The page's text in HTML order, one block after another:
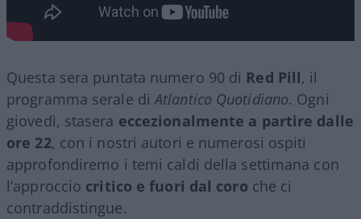
Questa sera puntata numero 90 di Red Pill, il
programma serale diAtlantico Quotidiano. Ogni
giovedì, stasera eccezionalmente a partire dalle
ore 22, con i nostri autori e numerosi ospiti
approfondiremo i temi caldi della settimana con
l’approccio critico e fuori dal coro che ci
contraddistingue.